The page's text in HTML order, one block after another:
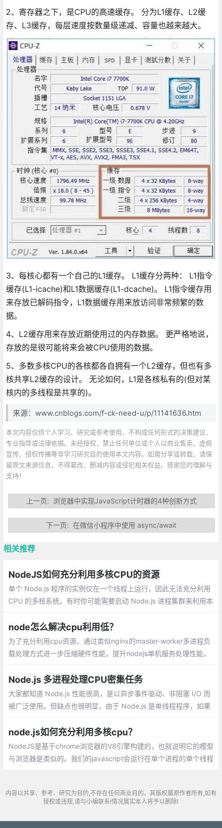
2、寄存器之下，是CPU的高速缓存。 分为L1缓存、L2缓
存、L3缓存，每层速度按数量级递减、容量也越来越大。
3、每核心都有一个自己的L1缓存。 L1缓存分两种： L1指令
缓存(L1-icache)和L1数据缓存(L1-dcache)。 L1指令缓存用
来存放已解码指令，L1数据缓存用来放访问非常频繁的数
据。
4、L2缓存用来存放近期使用过的内存数据。 更严格地说，
存放的是很可能将来会被CPU使用的数据。
5、多数多核CPU的各核都各自拥有一个L2缓存，但也有多
核共享L2缓存的设计。 无论如何，L1是各核私有的(但对某
核内的多线程是共享的)。
来源：www.cnblogs.com/f-ck-need-u/p/11141636.htm
本文内容仅供个人学习、研究或参考使用，不构成任何形式的决策建议、
专业指导或法律依据。未经授权，禁止任何单位或个人以商业售卖、虚假
宣传、侵权传播等非学习研究目的使用本文内容。如需分享或转载，请保
留原文来源信息，不得篡改、删减内容或侵犯相关权益。感谢您的理解与
支持！
上一页: 浏览器中实现JavaScript计时器的4种创新方式
下一页:在微信小程序中使用 async/await
相关推荐
NodeJS如何充分利用多核CPU的资源
单个 Node.js 程序的实例仅在一个线程上运行，因此无法充分利用
CPU 的多核系统。有时你可能需要启动 Node.js 进程集群来利用本
pressJS 的HTTP服务器时，这个问题尤其重要。
node怎么解决cpu利用低？
为了充分利用cpu资源，通过类似nginx的master-worker多进程负
载处理方式进一步压缩硬件性能，提升nodejs单机服务处理性能。
ss.fork()函数供我们实现进程的复制。
Node.js 多进程处理CPU密集任务
大家都知道 Node.js 性能很高，是以异步事件驱动、非阻塞 I/O 而
被广泛使用。但缺点也很明显，由于 Node.js 是单线程程序，如果
应用
node.js如何充分利用多核cpu？
NodeJS是基于chrome浏览器的V8引擎构建的，也就说明它的模型
与浏览器是类似的。我们的javascript会运行在单个进程的单个线程
物理机有12个核）
内容以共享、参考、研究为目的,不存在任何商业目的。其版权属原作者所有,如有
侵权或违规,请与小编联系!情况属实本人将予以删除!